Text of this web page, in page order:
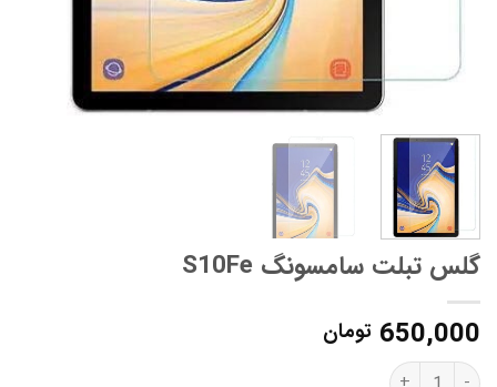
گلس تبلت سامسونگ S10Fe
650,000 تومان
گلس تبلت سامسونگ S10Fe quantity